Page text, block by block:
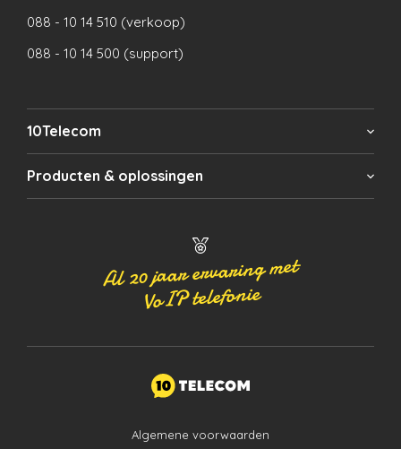
088 - 10 14 510 (verkoop)
088 - 10 14 500 (support)
10Telecom
Producten & oplossingen
Al 20 jaar ervaring met
VoIP telefonie
Algemene voorwaarden